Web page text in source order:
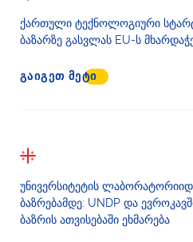
ქართული ტექნოლოგიური
ბაზარზე გასვლას EU-ს
ᲒᲐᲘᲒᲔᲗ ᲛᲔᲢᲘ
უნივერსიტეტის
ბაზრებამდე: UNDP და
ბაზრის ათვისებაში ეხმარება